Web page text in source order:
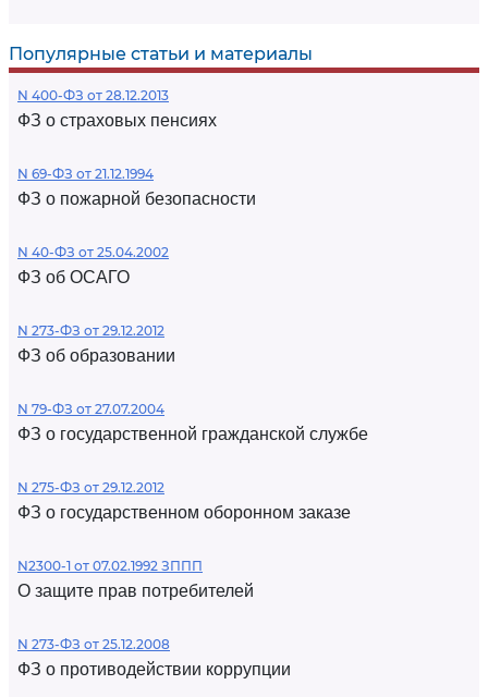
Популярные статьи и материалы
N 400-ФЗ от 28.12.2013
ФЗ о страховых пенсиях
N 69-ФЗ от 21.12.1994
ФЗ о пожарной безопасности
N 40-ФЗ от 25.04.2002
ФЗ об ОСАГО
N 273-ФЗ от 29.12.2012
ФЗ об образовании
N 79-ФЗ от 27.07.2004
ФЗ о государственной гражданской службе
N 275-ФЗ от 29.12.2012
ФЗ о государственном оборонном заказе
N2300-1 от 07.02.1992 ЗППП
О защите прав потребителей
N 273-ФЗ от 25.12.2008
ФЗ о противодействии коррупции